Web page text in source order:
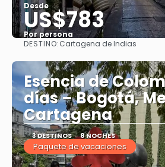
Desde
US$783
Por persona
Ver
DESTINO:Cartagena de Indias
Esencia de
días – Bogotá,
Cartagena
3 DESTINOS 8 NOCHES
Paquete de vacaciones